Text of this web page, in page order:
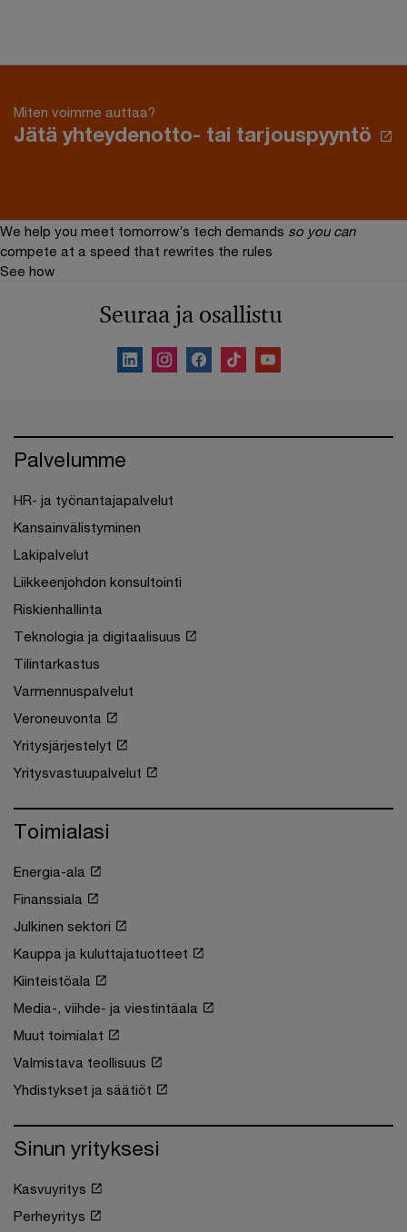
Miten voimme auttaa?
Jätä yhteydenotto- tai tarjouspyyntö
We help you meet tomorrow’s tech demands so you can
compete at a speed that rewrites the rules
See how
Seuraa ja osallistu
Palvelumme
HR- ja työnantajapalvelut
Kansainvälistyminen
Lakipalvelut
Liikkeenjohdon konsultointi
Riskienhallinta
Teknologia ja digitaalisuus
Tilintarkastus
Varmennuspalvelut
Veroneuvonta
Yritysjärjestelyt
Yritysvastuupalvelut
Toimialasi
Energia-ala
Finanssiala
Julkinen sektori
Kauppa ja kuluttajatuotteet
Kiinteistöala
Media-, viihde- ja viestintäala
Muut toimialat
Valmistava teollisuus
Yhdistykset ja säätiöt
Sinun yrityksesi
Kasvuyritys
Perheyritys